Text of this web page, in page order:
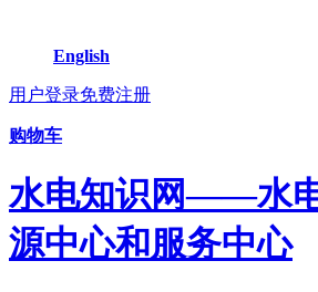
English
用户登录免费注册
购物车
水电知识网——水
源中心和服务中心